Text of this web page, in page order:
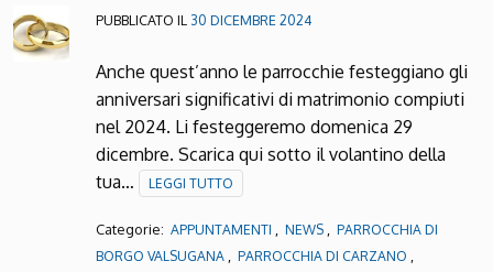
PUBBLICATO IL 30 DICEMBRE 2024
Anche quest’anno le parrocchie festeggiano gli
anniversari significativi di matrimonio compiuti
nel 2024. Li festeggeremo domenica 29
dicembre. Scarica qui sotto il volantino della
tua…
LEGGI TUTTO
Categorie: APPUNTAMENTI NEWS
PARROCCHIA DI
BORGO VALSUGANA
PARROCCHIA DI CARZANO